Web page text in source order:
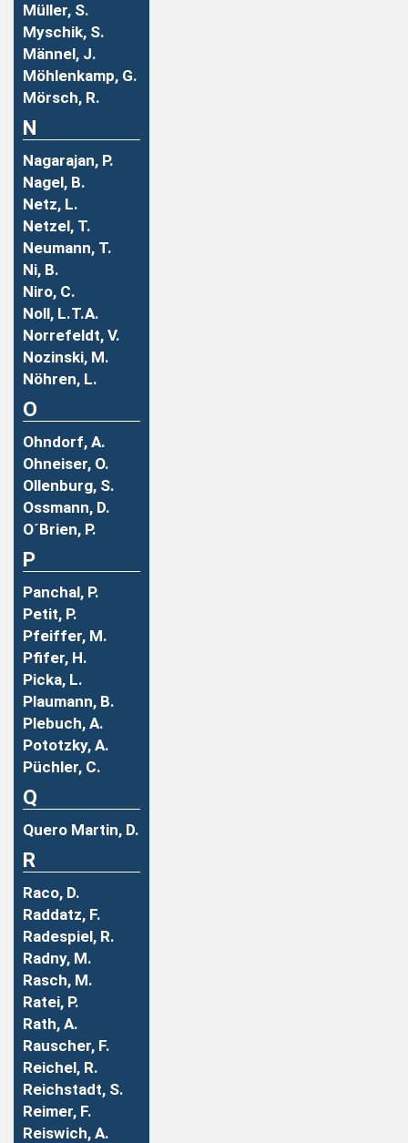
Müller, S.
Myschik, S.
Männel, J.
Möhlenkamp, G.
Mörsch, R.
N
Nagarajan, P.
Nagel, B.
Netz, L.
Netzel, T.
Neumann, T.
Ni, B.
Niro, C.
Noll, L.T.A.
Norrefeldt, V.
Nozinski, M.
Nöhren, L.
O
Ohndorf, A.
Ohneiser, O.
Ollenburg, S.
Ossmann, D.
O´Brien, P.
P
Panchal, P.
Petit, P.
Pfeiffer, M.
Pfifer, H.
Picka, L.
Plaumann, B.
Plebuch, A.
Pototzky, A.
Püchler, C.
Q
Quero Martin, D.
R
Raco, D.
Raddatz, F.
Radespiel, R.
Radny, M.
Rasch, M.
Ratei, P.
Rath, A.
Rauscher, F.
Reichel, R.
Reichstadt, S.
Reimer, F.
Reiswich, A.